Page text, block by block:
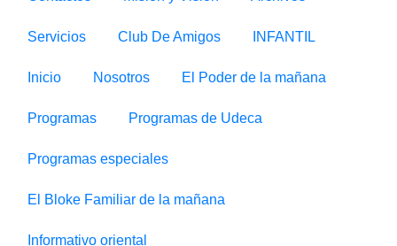
Servicios Club De Amigos INFANTIL
Inicio Nosotros El Poder de la mañana
Programas Programas de Udeca
Programas especiales
El Bloke Familiar de la mañana
Informativo oriental